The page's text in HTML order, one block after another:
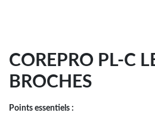
COREPRO PL-C
BROCHES
Points essentiels :